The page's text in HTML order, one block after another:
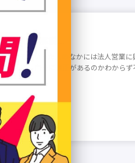
詳しく解説...
る、そういった人のなかには法人営業
うえに、自分に適正があるのかわからず